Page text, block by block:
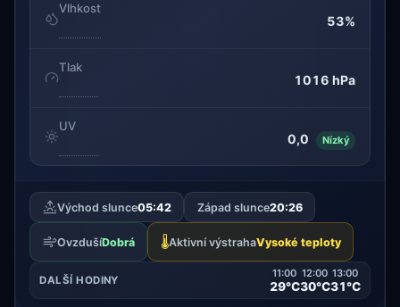
Vlhkost
53%
Tlak
1016 hPa
UV
0,0 Nízký
Východ slunce05:42 Západ slunce20:26
OvzdušíDobrá 🌡️Aktivní výstrahaVysoké teploty
DALŠÍ HODINY
11:00
29°C
12:00
30°C
13:00
31°C